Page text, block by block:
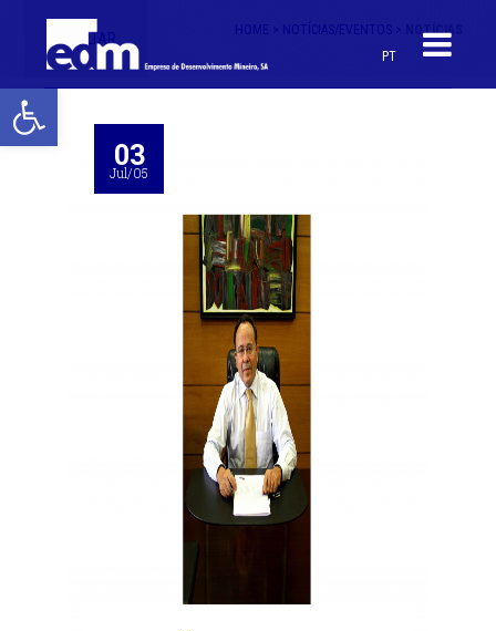
Open toolbar
PT
< VOLTAR HOME > NOTÍCIAS/EVENTOS > NOTÍCIAS
03
Jul/05